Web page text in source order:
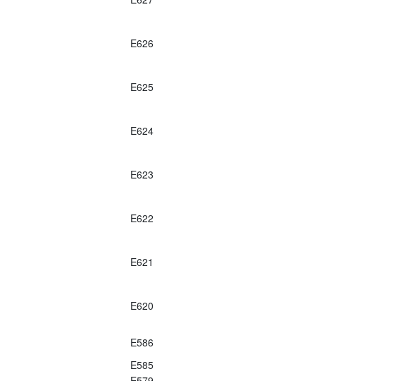
E626
E625
E624
E623
E622
E621
E620
E586
E585